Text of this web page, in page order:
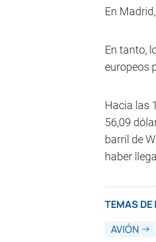
En
En tanto,
europeos
Hacia las
56,09
barril de
haber
TEMAS DE
AVIÓN